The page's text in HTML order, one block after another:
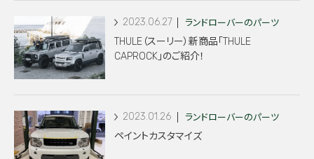
2023.06.27 ランドローバーのパーツ
THULE（スーリー）新商品「THULE
CAPROCK」のご紹介！
2023.01.26 ランドローバーのパーツ
ペイントカスタマイズ